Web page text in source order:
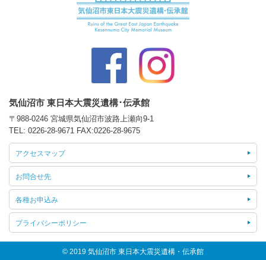
気仙沼市 東日本大震災遺構･伝承館
〒988-0246 宮城県気仙沼市波路上瀬向9-1
TEL: 0226-28-9671 FAX:0226-28-9675
アクセスマップ
お問合せ先
各種お申込み
プライバシーポリシー
© 2019 気仙沼市 東日本大震災遺構・伝承館